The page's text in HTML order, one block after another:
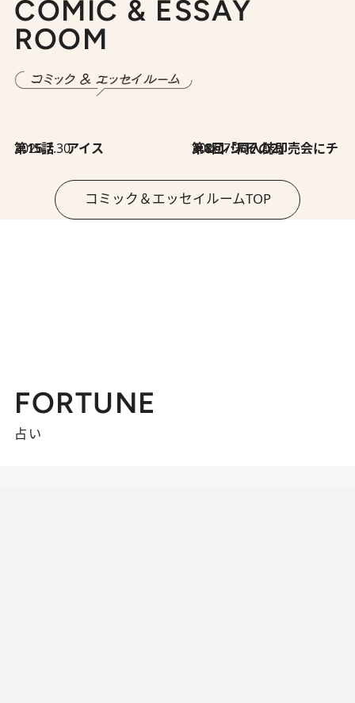
COMIC & ESSAY
ROOM
2026.7.30
第15話 アイス 2026.7.30
第8回「同人誌即売会にチャレンジ その2」
コミック＆エッセイルームTOP
FORTUNE
占い